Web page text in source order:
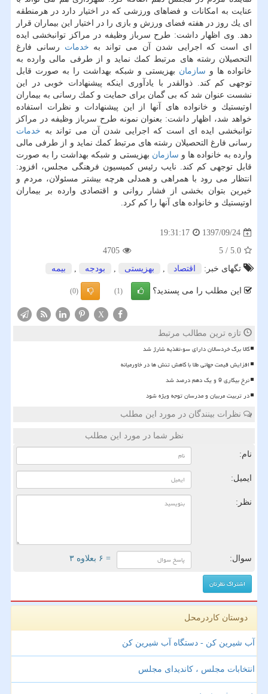
عنایت به امكانات و فضاهای ورزشی كه در اختیار دارد در هرمنطقه
ای یك روز در هفته فضای ورزش و بازی را در اختیار این بیماران قرار
دهد. وی اظهار داشت: طرح سرباز وظیفه در مراكز توانبخشی ایده
ای است كه اجرایی شدن آن می تواند به خدمات رسانی فارغ
التحصیلان رشته های مرتبط كمك نماید و از طرفی مالی وارده به
خانواده ها و سازمان بهزیستی و شبكه بهداشت را به صورت قابل
توجهی كم كند. ذوالقدر با یادآوری اینكه پیشنهادات خوبی در این
نشست عنوان شد كه بی گمان برای حمایت و كمك رسانی به بیماران
اوتیستیك و خانواده های آنها از این پیشنهادات و نظرات استفاده
خواهد شد، اظهار داشت: بعنوان نمونه طرح سرباز وظیفه در مراكز
توانبخشی ایده ای است كه اجرایی شدن آن می تواند به خدمات
رسانی فارغ التحصیلان رشته های مرتبط كمك نماید و از طرفی مالی
وارده به خانواده ها و سازمان بهزیستی و شبكه بهداشت را به صورت
قابل توجهی كم كند. نایب رئیس كمیسیون فرهنگی مجلس، افزود:
انتظار می رود با همراهی و همدلی هرچه بیشتر مسئولان، مردم و
خیرین بتوان بخشی از فشار روانی و اقتصادی وارده بر بیماران
اوتیستیك و خانواده های آنها را كم كرد.
1397/09/24
19:31:17
5.0
/
5
4705
تگهای خبر:
اقتصاد , بهزیستی , بودجه , بیمه
این مطلب را می پسندید؟ (1)
(0)
X
تازه ترین مطالب مرتبط
کالا برگ خردسالان دارای سوءتغذیه شارژ شد
افزایش قیمت جهانی طلا با کاهش تنش ها در خاورمیانه
نرخ بیکاری 9 و یک دهم درصد شد
در تربیت مربیان و مدرسان توجه ویژه شود
نظرات بینندگان در مورد این مطلب
نظر شما در مورد این مطلب
نام:
ایمیل:
نظر:
سوال: = ۶ بعلاوه ۳
دوستان کاردرمحل
آب شیرین کن - دستگاه آب شیرین کن
انتخابات مجلس ، کاندیدای مجلس